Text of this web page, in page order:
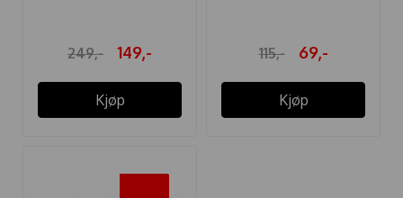
249,- 149,-
Kjøp
115,- 69,-
Kjøp